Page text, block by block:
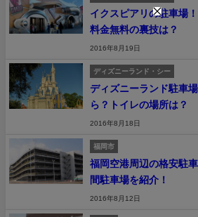
イクスピアリの駐車場
料金無料の裏技は？
2016年8月19日
ディズニーランド・シー
ディズニーランド駐車
ら？トイレの場所は？
2016年8月18日
福岡市
福岡空港周辺の格安駐
間駐車場を紹介！
2016年8月12日